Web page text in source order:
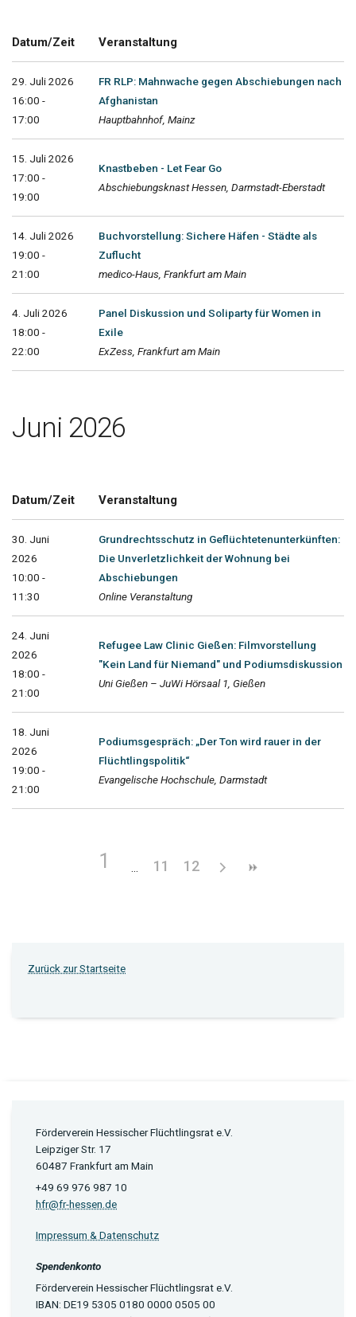
Datum/Zeit Veranstaltung
29. Juli 2026
16:00 -
17:00
FR RLP: Mahnwache gegen Abschiebungen nach
Afghanistan
Hauptbahnhof, Mainz
15. Juli 2026
17:00 -
19:00
Knastbeben - Let Fear Go
Abschiebungsknast Hessen, Darmstadt-Eberstadt
14. Juli 2026
19:00 -
21:00
Buchvorstellung: Sichere Häfen - Städte als
Zuflucht
medico-Haus, Frankfurt am Main
4. Juli 2026
18:00 -
22:00
Panel Diskussion und Soliparty für Women in
Exile
ExZess, Frankfurt am Main
Juni 2026
Datum/Zeit Veranstaltung
30. Juni
2026
10:00 -
11:30
Grundrechtsschutz in Geflüchtetenunterkünften:
Die Unverletzlichkeit der Wohnung bei
Abschiebungen
Online Veranstaltung
24. Juni
2026
18:00 -
21:00
Refugee Law Clinic Gießen: Filmvorstellung
"Kein Land für Niemand" und Podiumsdiskussion
Uni Gießen – JuWi Hörsaal 1, Gießen
18. Juni
2026
19:00 -
21:00
Podiumsgespräch: „Der Ton wird rauer in der
Flüchtlingspolitik“
Evangelische Hochschule, Darmstadt
1 11 12
Zurück zur Startseite
Förderverein Hessischer Flüchtlingsrat e.V.
Leipziger Str. 17
60487 Frankfurt am Main
+49 69 976 987 10
hfr@fr-hessen.de
Impressum & Datenschutz
Spendenkonto
Förderverein Hessischer Flüchtlingsrat e.V.
IBAN: DE19 5305 0180 0000 0505 00